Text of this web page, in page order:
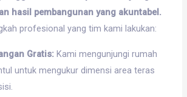
hasil pembangunan yang akuntabel.
profesional yang tim kami lakukan:
Gratis: Kami mengunjungi rumah
untuk mengukur dimensi area teras